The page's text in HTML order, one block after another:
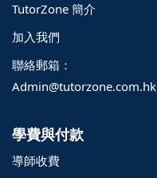
TutorZone 簡介
加入我們
聯絡郵箱：
Admin@tutorzone.com.hk
學費與付款
導師收費